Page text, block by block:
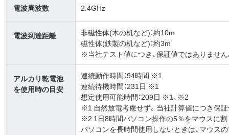
電波周波数 2.4GHz
電波到達距離
非磁性体(木の机など)：約10m
磁性体(鉄製の机など)：約3m
※当社テスト値につき、保証値ではありません
アルカリ乾電池
を使用時の目安
連続動作時間：94時間 ※1
連続待機時間：231日 ※1
想定使用可能時間：209日 ※1、※2
※1 自然放電考慮せず。当社計算値につき保
※2 1日8時間パソコン操作の5％をマウスに割
パソコンを長時間使用しないときは、マウス